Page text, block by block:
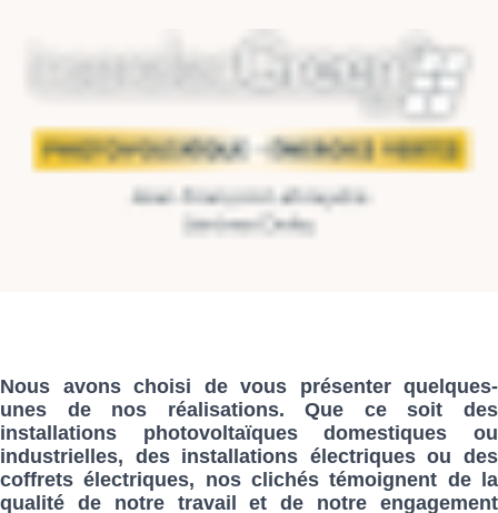
Nous avons choisi de vous présenter quelques-
unes de nos réalisations. Que ce soit des
installations photovoltaïques domestiques ou
industrielles, des installations électriques ou des
coffrets électriques, nos clichés témoignent de la
qualité de notre travail et de notre engagement